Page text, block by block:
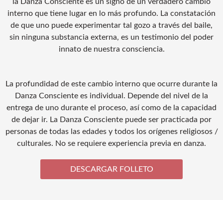
interno que tiene lugar en lo más profundo. La constatación
de que uno puede experimentar tal gozo a través del baile,
sin ninguna substancia externa, es un testimonio del poder
innato de nuestra consciencia.
La profundidad de este cambio interno que ocurre durante la
Danza Consciente es individual. Depende del nivel de la
entrega de uno durante el proceso, así como de la capacidad
de dejar ir. La Danza Consciente puede ser practicada por
personas de todas las edades y todos los orígenes religiosos /
culturales. No se requiere experiencia previa en danza.
DESCARGAR FOLLETO